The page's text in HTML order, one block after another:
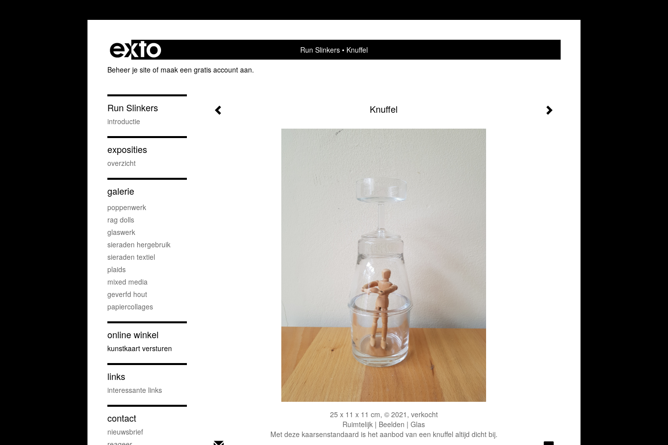
Run Slinkers
Knuffel
Beheer je site of maak een gratis account aan.
Knuffel
25 x 11 x 11 cm, © 2021, verkocht
Ruimtelijk | Beelden | Glas
Met deze kaarsenstandaard is het aanbod van een knuffel altijd dicht bij.
Run Slinkers
introductie
exposities
overzicht
galerie
poppenwerk
rag dolls
glaswerk
sieraden hergebruik
sieraden textiel
plaids
mixed media
geverfd hout
papiercollages
online winkel
kunstkaart versturen
links
interessante links
contact
nieuwsbrief